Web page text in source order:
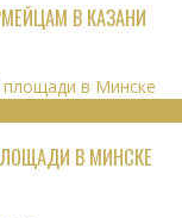
В КАЗАНИ
В МИНСКЕ